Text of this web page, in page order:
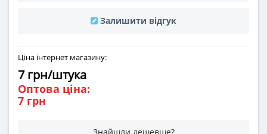
Залишити відгук
Ціна інтернет магазину:
7 грн/штука
Оптова ціна:
7 грн